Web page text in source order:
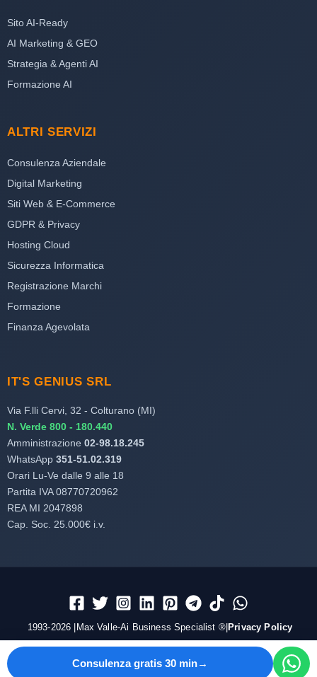
Sito AI-Ready
AI Marketing & GEO
Strategia & Agenti AI
Formazione AI
ALTRI SERVIZI
Consulenza Aziendale
Digital Marketing
Siti Web & E-Commerce
GDPR & Privacy
Hosting Cloud
Sicurezza Informatica
Registrazione Marchi
Formazione
Finanza Agevolata
IT'S GENIUS SRL
Via F.lli Cervi, 32 - Colturano (MI)
N. Verde 800 - 180.440
Amministrazione 02-98.18.245
WhatsApp 351-51.02.319
Orari Lu-Ve dalle 9 alle 18
Partita IVA 08770720962
REA MI 2047898
Cap. Soc. 25.000€ i.v.
1993-2026 |Max Valle-Ai Business Specialist ®| Privacy Policy
Consulenza gratis 30 min